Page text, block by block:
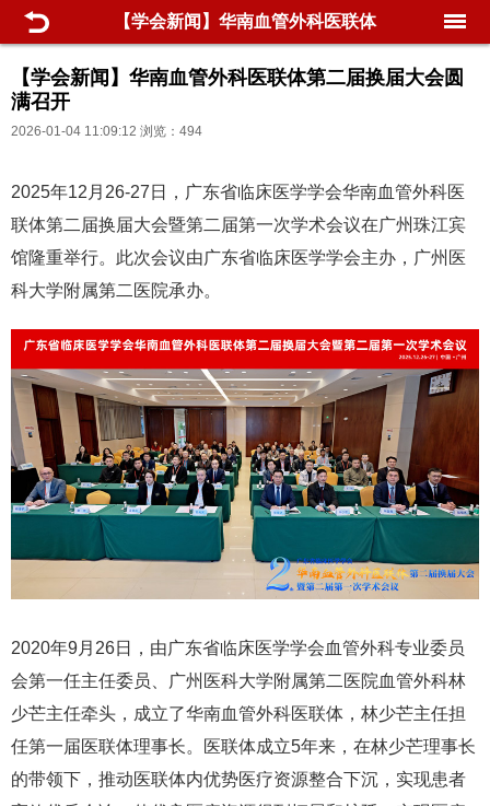
【学会新闻】华南血管外科医联体
第二届换届大会圆满召开
【学会新闻】华南血管外科医联体第二届换届大会圆
满召开
2026-01-04 11:09:12 浏览：494
2025年12月26-27日，广东省临床医学学会华南血管外科医
联体第二届换届大会暨第二届第一次学术会议在广州珠江宾
馆隆重举行。此次会议由广东省临床医学学会主办，广州医
科大学附属第二医院承办。
2020年9月26日，由广东省临床医学学会血管外科专业委员
会第一任主任委员、广州医科大学附属第二医院血管外科林
少芒主任牵头，成立了华南血管外科医联体，林少芒主任担
任第一届医联体理事长。医联体成立5年来，在林少芒理事长
的带领下，推动医联体内优势医疗资源整合下沉，实现患者